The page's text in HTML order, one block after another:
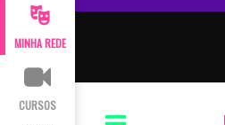
MINHA REDE
CURSOS